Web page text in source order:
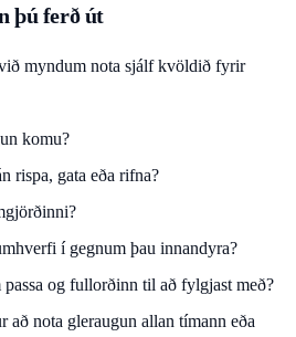
þú ferð út
myndum nota sjálf kvöldið fyrir
komu?
rispa, gata eða rifna?
í gegnum þau innandyra?
og fullorðinn til að fylgjast með?
að nota gleraugun allan tímann eða